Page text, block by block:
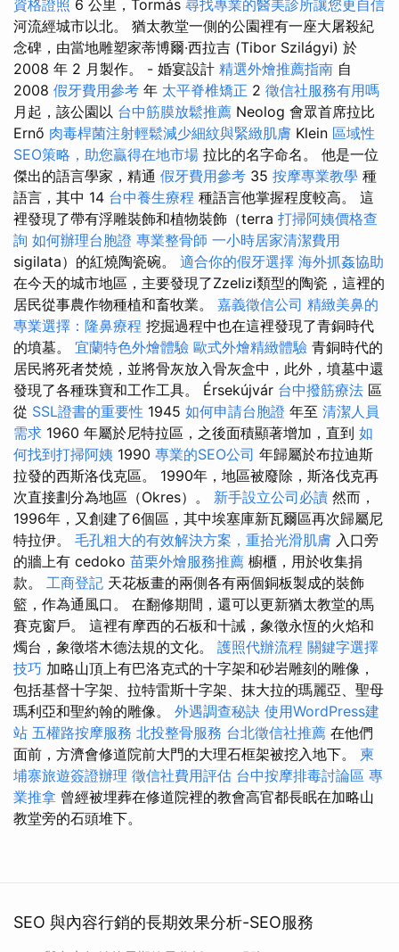
資格證照 6 公里，Tormás 尋找專業的醫美診所讓您更自信
河流經城市以北。 猶太教堂一側的公園裡有一座大屠殺紀
念碑，由當地雕塑家蒂博爾·西拉吉 (Tibor Szilágyi) 於
2008 年 2 月製作。 - 婚宴設計 精選外燴推薦指南 自
2008 假牙費用參考 年 太平脊椎矯正 2 徵信社服務有用嗎
月起，該公園以 台中筋膜放鬆推薦 Neolog 會眾首席拉比
Ernő 肉毒桿菌注射輕鬆減少細紋與緊緻肌膚 Klein 區域性
SEO策略，助您贏得在地市場 拉比的名字命名。 他是一位
傑出的語言學家，精通 假牙費用參考 35 按摩專業教學 種
語言，其中 14 台中養生療程 種語言他掌握程度較高。 這
裡發現了帶有浮雕裝飾和植物裝飾（terra 打掃阿姨價格查
詢 如何辦理台胞證 專業整骨師 一小時居家清潔費用
sigilata）的紅燒陶瓷碗。 適合你的假牙選擇 海外抓姦協助
在今天的城市地區，主要發現了Zzelizi類型的陶瓷，這裡的
居民從事農作物種植和畜牧業。 嘉義徵信公司 精緻美鼻的
專業選擇：隆鼻療程 挖掘過程中也在這裡發現了青銅時代
的墳墓。 宜蘭特色外燴體驗 歐式外燴精緻體驗 青銅時代的
居民將死者焚燒，並將骨灰放入骨灰盒中，此外，墳墓中還
發現了各種珠寶和工作工具。 Érsekújvár 台中撥筋療法 區
從 SSL證書的重要性 1945 如何申請台胞證 年至 清潔人員
需求 1960 年屬於尼特拉區，之後面積顯著增加，直到 如
何找到打掃阿姨 1990 專業的SEO公司 年歸屬於布拉迪斯
拉發的西斯洛伐克區。 1990年，地區被廢除，斯洛伐克再
次直接劃分為地區（Okres）。 新手設立公司必讀 然而，
1996年，又創建了6個區，其中埃塞庫新瓦爾區再次歸屬尼
特拉伊。 毛孔粗大的有效解決方案，重拾光滑肌膚 入口旁
的牆上有 cedoko 苗栗外燴服務推薦 櫥櫃，用於收集捐
款。 工商登記 天花板畫的兩側各有兩個銅板製成的裝飾
籃，作為通風口。 在翻修期間，還可以更新猶太教堂的馬
賽克窗戶。 這裡有摩西的石板和十誡，象徵永恆的火焰和
燭台，象徵塔木德法規的文化。 護照代辦流程 關鍵字選擇
技巧 加略山頂上有巴洛克式的十字架和砂岩雕刻的雕像，
包括基督十字架、拉特雷斯十字架、抹大拉的瑪麗亞、聖母
瑪利亞和聖約翰的雕像。 外遇調查秘訣 使用WordPress建
站 五權路按摩服務 北投整骨服務 台北徵信社推薦 在他們
面前，方濟會修道院前大門的大理石框架被挖入地下。 柬
埔寨旅遊簽證辦理 徵信社費用評估 台中按摩排毒討論區 專
業推拿 曾經被埋葬在修道院裡的教會高官都長眠在加略山
教堂旁的石頭堆下。
SEO 與內容行銷的長期效果分析-SEO服務